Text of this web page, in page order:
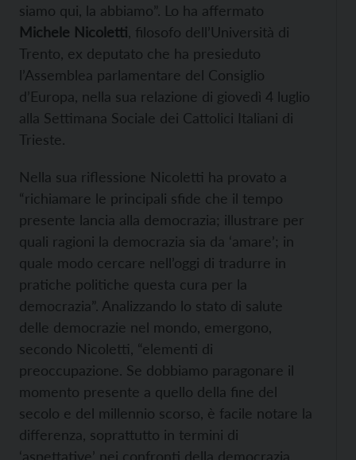
siamo qui, la abbiamo”. Lo ha affermato
Michele Nicoletti , filosofo dell’Università di
Trento, ex deputato che ha presieduto
l’Assemblea parlamentare del Consiglio
d’Europa, nella sua relazione di giovedì 4 luglio
alla Settimana Sociale dei Cattolici Italiani di
Trieste.
Nella sua riflessione Nicoletti ha provato a
“richiamare le principali sfide che il tempo
presente lancia alla democrazia; illustrare per
quali ragioni la democrazia sia da ‘amare’; in
quale modo cercare nell’oggi di tradurre in
pratiche politiche questa cura per la
democrazia”. Analizzando lo stato di salute
delle democrazie nel mondo, emergono,
secondo Nicoletti, “elementi di
preoccupazione. Se dobbiamo paragonare il
momento presente a quello della fine del
secolo e del millennio scorso, è facile notare la
differenza, soprattutto in termini di
‘aspettative’ nei confronti della democrazia.